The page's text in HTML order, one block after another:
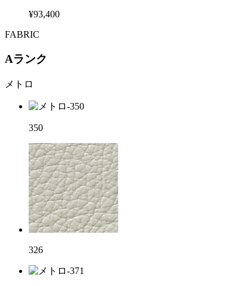
¥93,400
FABRIC
Aランク
メトロ
350
326